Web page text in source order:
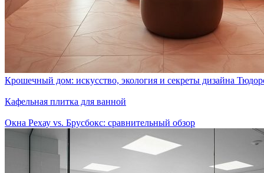
Крошечный дом: искусство, экология и секреты дизайна
Кафельная плитка для ванной
Окна Рехау vs. Брусбокс: сравнительный обзор